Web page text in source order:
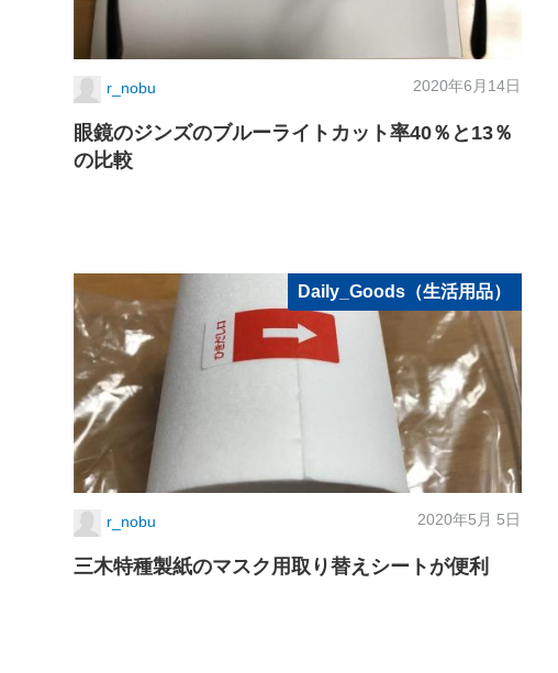
r_nobu 2020年6月14日
眼鏡のジンズのブルーライトカット率40％と13％
の比較
Daily_Goods（生活用品）
r_nobu 2020年5月 5日
三木特種製紙のマスク用取り替えシートが便利